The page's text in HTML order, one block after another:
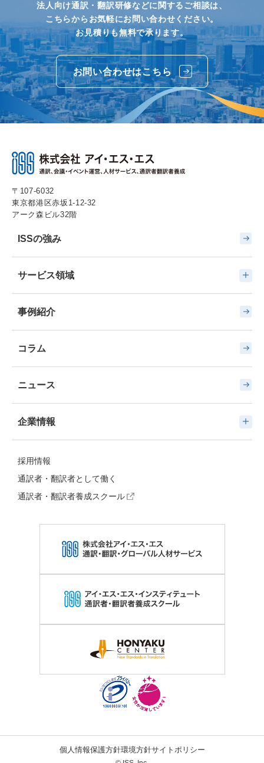
法人向け通訳・翻訳研修などに関するご相談は、
こちらからお気軽にお問い合わせください。
お見積りも無料で承ります。
お問い合わせはこちら
〒107-6032
東京都港区赤坂1-12-32
アーク森ビル32階
ISSの強み
サービス領域
事例紹介
コラム
ニュース
企業情報
採用情報
通訳者・翻訳者として働く
通訳者・翻訳者養成スクール
個人情報保護方針環境方針サイトポリシー